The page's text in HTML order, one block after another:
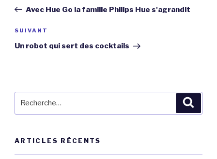
l’article
précédent
Avec Hue Go la famille Philips Hue s'agrandit
Article
suivant
SUIVANT
Un robot qui sert des cocktails
ARTICLES RÉCENTS